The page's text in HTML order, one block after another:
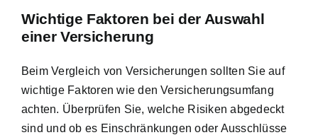
Wichtige Faktoren bei der Auswahl
einer Versicherung
Beim Vergleich von Versicherungen sollten Sie auf
wichtige Faktoren wie den Versicherungsumfang
achten. Überprüfen Sie, welche Risiken abgedeckt
sind und ob es Einschränkungen oder Ausschlüsse